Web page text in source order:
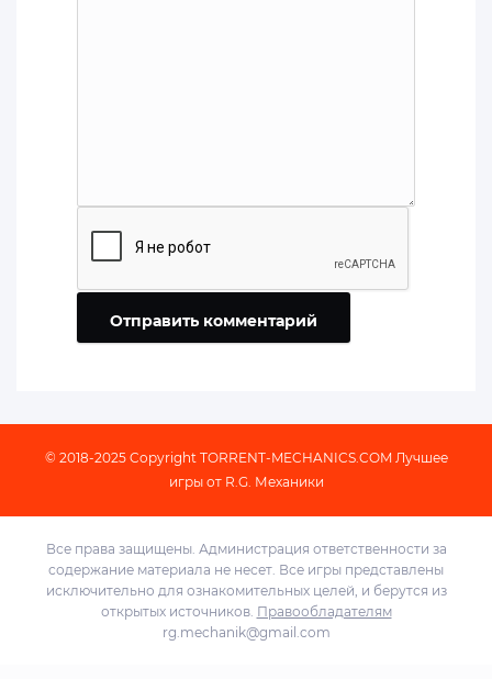
Отправить комментарий
© 2018-2025 Copyright TORRENT-MECHANICS.COM Лучшее
игры от R.G. Механики
Все права защищены. Администрация ответственности за
содержание материала не несет. Все игры представлены
исключительно для ознакомительных целей, и берутся из
открытых источников. Правообладателям
rg.mechanik@gmail.com